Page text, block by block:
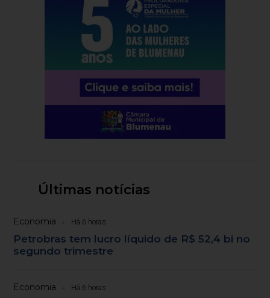
Últimas notícias
Economia Há 6 horas
Petrobras tem lucro líquido de R$ 52,4 bi no
segundo trimestre
Economia Há 6 horas